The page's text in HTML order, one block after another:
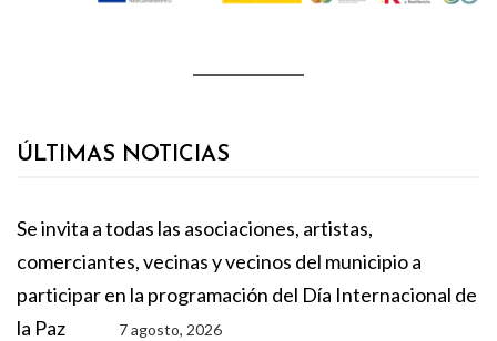
ÚLTIMAS NOTICIAS
Se invita a todas las asociaciones, artistas,
comerciantes, vecinas y vecinos del municipio a
participar en la programación del Día Internacional de
la Paz
7 agosto, 2026